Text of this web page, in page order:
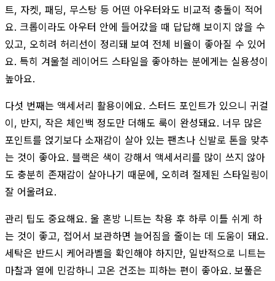
트, 자켓, 패딩, 무스탕 등 어떤 아우터와도 비교적 충돌이 적어
요. 크롭이라도 아우터 안에 들어갔을 때 답답해 보이지 않을 수
있고, 오히려 허리선이 정리돼 보여 전체 비율이 좋아질 수 있어
요. 특히 겨울철 레이어드 스타일을 좋아하는 분에게는 실용성이
높아요.
다섯 번째는 액세서리 활용이에요. 스터드 포인트가 있으니 귀걸
이, 반지, 작은 체인백 정도만 더해도 룩이 완성돼요. 너무 많은
포인트를 얹기보다 소재감이 살아 있는 팬츠나 신발로 톤을 맞추
는 것이 좋아요. 블랙은 색이 강해서 액세서리를 많이 쓰지 않아
도 충분히 존재감이 살아나기 때문에, 오히려 절제된 스타일링이
잘 어울려요.
관리 팁도 중요해요. 울 혼방 니트는 착용 후 하루 이틀 쉬게 하
는 것이 좋고, 접어서 보관하면 늘어짐을 줄이는 데 도움이 돼요.
세탁은 반드시 케어라벨을 확인해야 하지만, 일반적으로 니트는
마찰과 열에 민감하니 고온 건조는 피하는 편이 좋아요. 보풀은